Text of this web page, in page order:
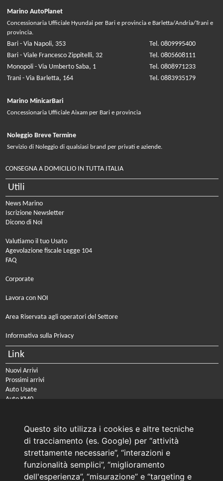
Questo sito utilizza i cookies e altre tecniche
di tracciamento (es. Google) per “attività
strettamente necessarie”, “interazioni e
funzionalità semplici”, “miglioramento
dell'esperienza”, “misurazione” e “targeting e
Marino AutoPlanet
Concessionaria Ufficiale Hyundai per Bari e provincia e Barletta/Andria/Trani e
provincia.
Bari - Via Napoli, 353
Tel. 0809995400
Bari - Viale Francesco Zippitelli, 32
Tel. 0805608111
Monopoli - Via Umberto Saba, 1
Tel. 0808971233
Trani - Via Barletta, 164
Tel. 0883935179
Marino MinicarBari
Concessionaria Ufficiale Aixam per Bari e provincia
Noleggio Breve Termine
Servizio di Noleggio di qualsiasi brand per privati e aziende.
CONSEGNA A DOMICILIO IN TUTTA ITALIA
Utili
News Marino
Iscrizione Newsletter
Dicono di Noi
Valutiamo il tuo Usato
Agevolazione fiscale Legge 104
FAQ
Corporate
Lavora con NOI
Area Riservata agli operatori del Settore
Informativa sulla Privacy
Link
Nuovi Arrivi
Prossimi arrivi
Auto Usate
Auto KM0
PRENOTA IL TUO INTERVENTO DI OFFICINA
PRENOTA LA REVISIONE DELLA TUA AUTO
Consulente Online Usato: 0805608980
Consulente Online Hyundai: 0805608985